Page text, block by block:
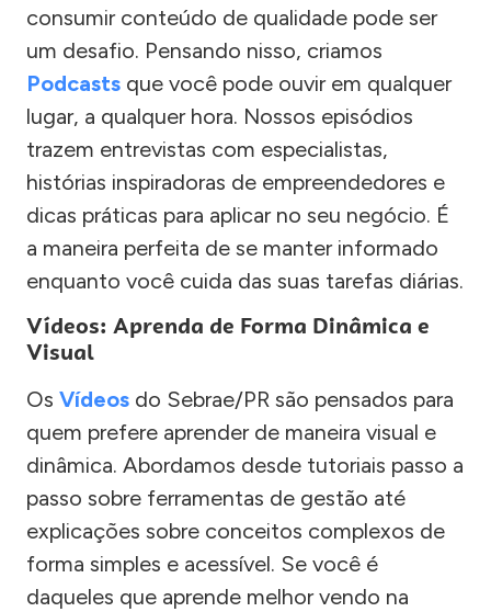
consumir conteúdo de qualidade pode ser
um desafio. Pensando nisso, criamos
Podcasts que você pode ouvir em qualquer
lugar, a qualquer hora. Nossos episódios
trazem entrevistas com especialistas,
histórias inspiradoras de empreendedores e
dicas práticas para aplicar no seu negócio. É
a maneira perfeita de se manter informado
enquanto você cuida das suas tarefas diárias.
Vídeos: Aprenda de Forma Dinâmica e
Visual
Os Vídeos do Sebrae/PR são pensados para
quem prefere aprender de maneira visual e
dinâmica. Abordamos desde tutoriais passo a
passo sobre ferramentas de gestão até
explicações sobre conceitos complexos de
forma simples e acessível. Se você é
daqueles que aprende melhor vendo na